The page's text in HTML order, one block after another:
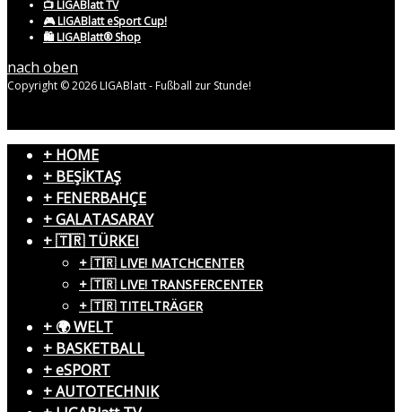
📺 LIGABlatt TV
🎮 LIGABlatt eSport Cup!
🛍️ LIGABlatt® Shop
nach oben
Copyright © 2026 LIGABlatt - Fußball zur Stunde!
+ HOME
+ BEŞİKTAŞ
+ FENERBAHÇE
+ GALATASARAY
+ 🇹🇷 TÜRKEI
+ 🇹🇷 LIVE! MATCHCENTER
+ 🇹🇷 LIVE! TRANSFERCENTER
+ 🇹🇷 TITELTRÄGER
+ 🌍 WELT
+ BASKETBALL
+ eSPORT
+ AUTOTECHNIK